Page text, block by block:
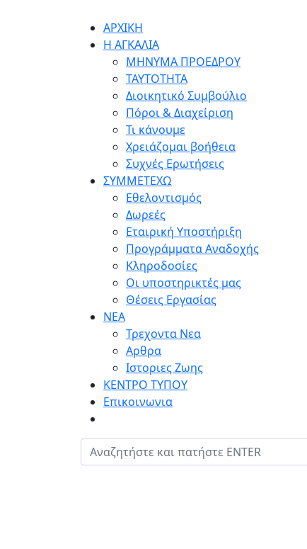
ΑΡΧΙΚΗ
Η ΑΓΚΑΛΙΑ
ΜΗΝΥΜΑ ΠΡΟΕΔΡΟΥ
ΤΑΥΤΟΤΗΤΑ
Διοικητικό Συμβούλιο
Πόροι & Διαχείριση
Τι κάνουμε
Χρειάζομαι βοήθεια
Συχνές Ερωτήσεις
ΣΥΜΜΕΤΕΧΩ
Eθελοντισμός
Δωρεές
Εταιρική Υποστήριξη
Προγράμματα Αναδοχής
Κληροδοσίες
Οι υποστηρικτές μας
Θέσεις Εργασίας
ΝΕΑ
Τρεχοντα Νεα
Αρθρα
Ιστοριες Ζωης
ΚΕΝΤΡΟ ΤΥΠΟΥ
Επικοινωνια